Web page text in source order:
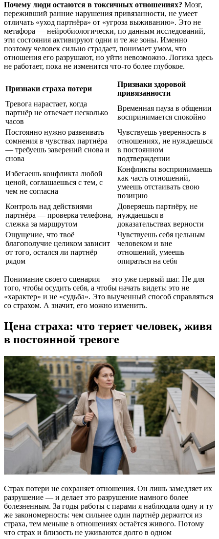
Почему люди остаются в токсичных отношениях? Мозг,
переживший ранние нарушения привязанности, не умеет
отличать «уход партнёра» от «угроза выживанию». Это не
метафора — нейробиологически, по данным исследований,
эти состояния активируют одни и те же зоны. Именно
поэтому человек сильно страдает, понимает умом, что
отношения его разрушают, но уйти невозможно. Логика здесь
не работает, пока не изменится что-то более глубокое.
Признаки страха потери
Признаки здоровой
привязанности
Тревога нарастает, когда
партнёр не отвечает несколько
часов
Временная пауза в общении
воспринимается спокойно
Постоянно нужно развеивать
сомнения в чувствах партнёра
— требуешь заверений снова и
снова
Чувствуешь уверенность в
отношениях, не нуждаешься
в постоянном
подтверждении
Избегаешь конфликта любой
ценой, соглашаешься с тем, с
чем не согласна
Конфликты воспринимаешь
как часть отношений,
умеешь отстаивать свою
позицию
Контроль над действиями
партнёра — проверка телефона,
слежка за маршрутом
Доверяешь партнёру, не
нуждаешься в
доказательствах верности
Ощущение, что твоё
благополучие целиком зависит
от того, остался ли партнёр
рядом
Чувствуешь себя цельным
человеком и вне
отношений, умеешь
опираться на себя
Понимание своего сценария — это уже первый шаг. Не для
того, чтобы осудить себя, а чтобы начать видеть: это не
«характер» и не «судьба». Это выученный способ справляться
со страхом. А значит, его можно изменить.
Цена страха: что теряет человек, живя
в постоянной тревоге
Страх потери не сохраняет отношения. Он лишь замедляет их
разрушение — и делает это разрушение намного более
болезненным. За годы работы с парами я наблюдала одну и ту
же закономерность: чем сильнее один партнёр держится из
страха, тем меньше в отношениях остаётся живого. Потому
что страх и близость не уживаются долго в одном